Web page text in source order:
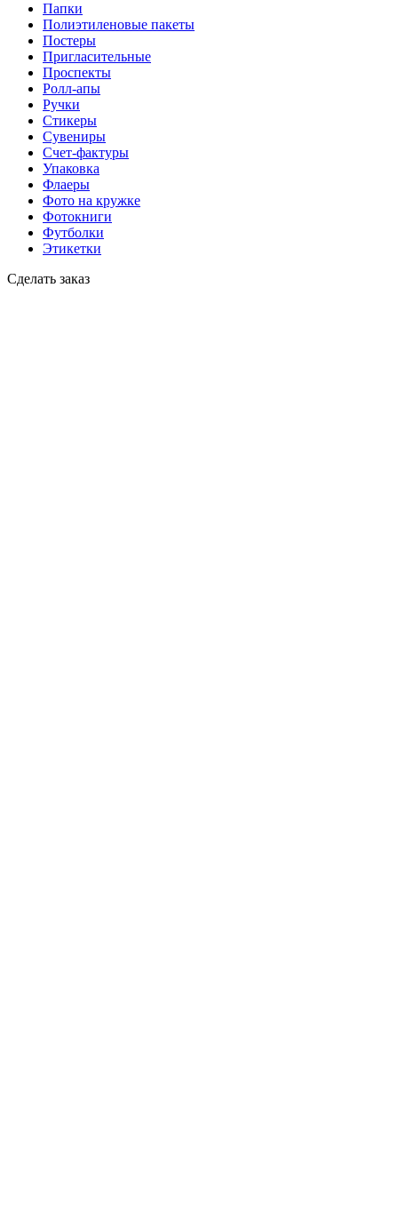
Папки
Полиэтиленовые пакеты
Постеры
Пригласительные
Проспекты
Ролл-апы
Ручки
Стикеры
Сувениры
Счет-фактуры
Упаковка
Флаеры
Фото на кружке
Фотокниги
Футболки
Этикетки
Сделать заказ